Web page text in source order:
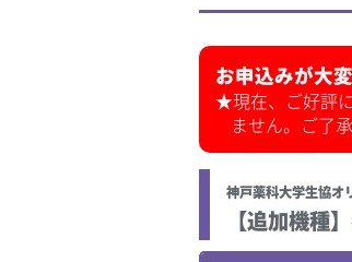
お申込みが大
★現在、ご好評
ません。ご了
神戸薬科大学生協オ
【追加機